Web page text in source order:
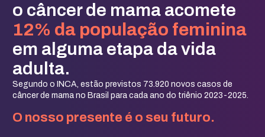
o câncer de mama acomete
12% da população feminina
em alguma etapa da vida
adulta.
Segundo o INCA, estão previstos 73.920 novos casos de
câncer de mama no Brasil para cada ano do triênio 2023-2025.
O nosso presente é o seu futuro.